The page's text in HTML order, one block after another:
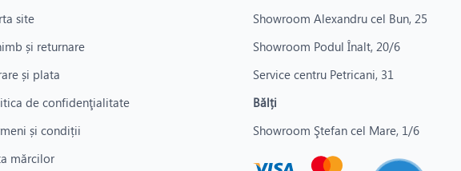
site
și returnare
și plata
de confidenţialitate
și condiții
mărcilor
Showroom Alexandru cel Bun, 25
Showroom Podul Înalt, 20/6
Service centru Petricani, 31
Bălți
Showroom Ştefan cel Mare, 1/6